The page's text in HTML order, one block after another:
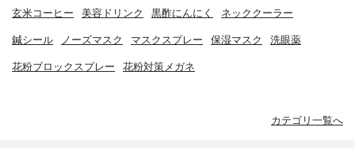
玄米コーヒー 美容ドリンク 黒酢にんにく ネッククーラー
鍼シール ノーズマスク マスクスプレー 保湿マスク 洗眼薬
花粉ブロックスプレー 花粉対策メガネ
カテゴリ一覧へ